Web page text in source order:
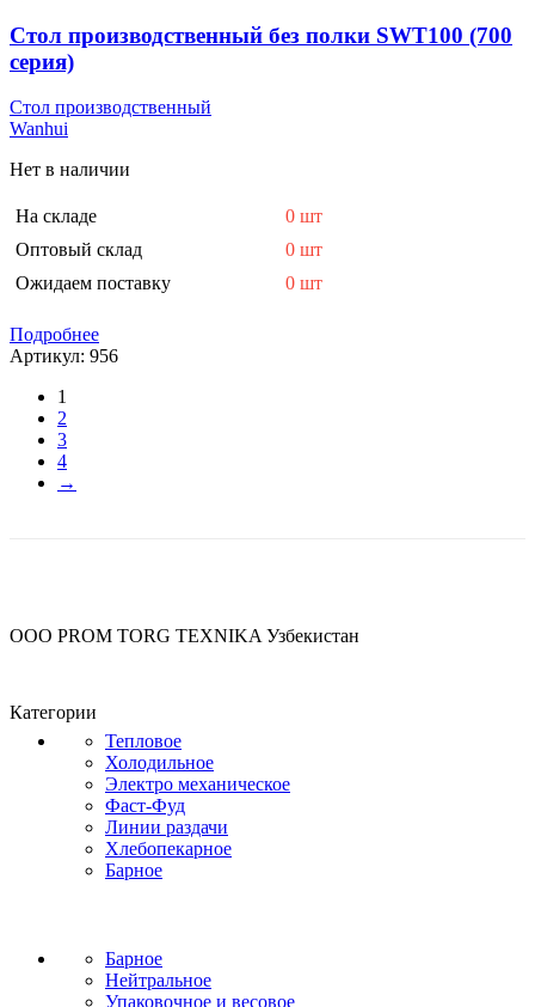
Стол производственный без полки SWT100 (700
серия)
Стол производственный
Wanhui
Нет в наличии
На складе
0 шт
Оптовый склад
0 шт
Ожидаем поставку
0 шт
Подробнее
Артикул: 956
1
2
3
4
→
OOO PROM TORG TEXNIKA Узбекистан
Категории
Тепловое
Холодильное
Электро механическое
Фаст-Фуд
Линии раздачи
Хлебопекарное
Барное
Барное
Нейтральное
Упаковочное и весовое